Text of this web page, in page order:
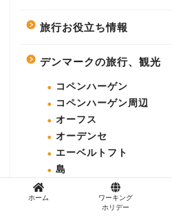
旅行お役立ち情報
デンマークの旅行、観光
コペンハーゲン
コペンハーゲン周辺
オーフス
オーデンセ
エーベルトフト
島
フェロー諸島
その他の都市
ホーム
ワーキング
ホリデー